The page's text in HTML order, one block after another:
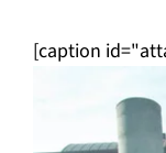
[caption